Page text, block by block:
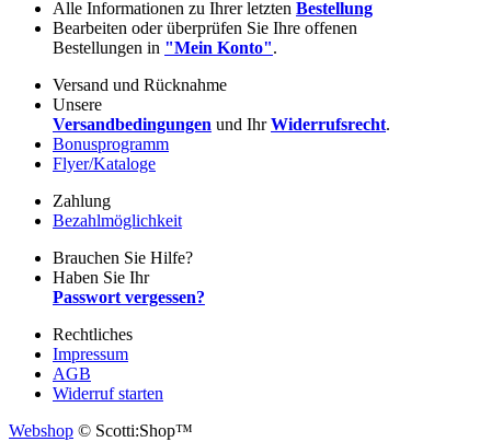
Alle Informationen zu Ihrer letzten Bestellung
Bearbeiten oder überprüfen Sie Ihre offenen
Bestellungen in "Mein Konto".
Versand und Rücknahme
Unsere
Versandbedingungen und IhrWiderrufsrecht.
Bonusprogramm
Flyer/Kataloge
Zahlung
Bezahlmöglichkeit
Brauchen Sie Hilfe?
Haben Sie Ihr
Passwort vergessen?
Rechtliches
Impressum
AGB
Widerruf starten
Webshop © Scotti:Shop™